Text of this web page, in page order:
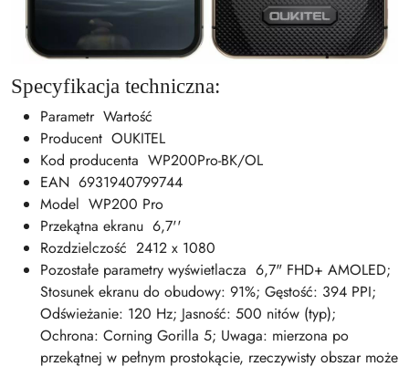
Specyfikacja techniczna:
Parametr Wartość
Producent OUKITEL
Kod producenta WP200Pro-BK/OL
EAN 6931940799744
Model WP200 Pro
Przekątna ekranu 6,7''
Rozdzielczość 2412 x 1080
Pozostałe parametry wyświetlacza 6,7" FHD+ AMOLED;
Stosunek ekranu do obudowy: 91%; Gęstość: 394 PPI;
Odświeżanie: 120 Hz; Jasność: 500 nitów (typ);
Ochrona: Corning Gorilla 5; Uwaga: mierzona po
przekątnej w pełnym prostokącie, rzeczywisty obszar może